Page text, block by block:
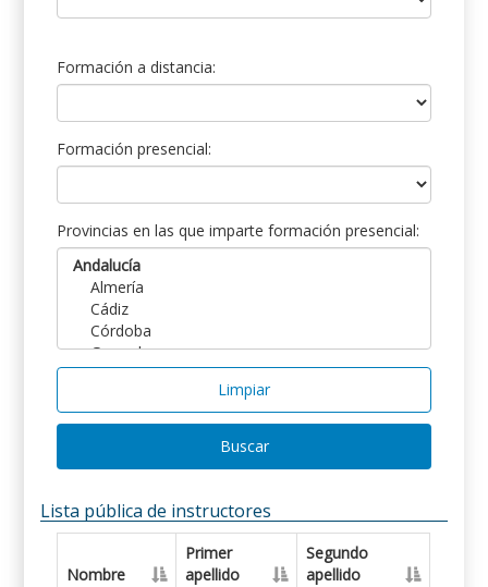
Formación a distancia:
Formación presencial:
Provincias en las que imparte formación presencial:
Limpiar
Buscar
Lista pública de instructores
Nombre
Primer
apellido
Segundo
apellido